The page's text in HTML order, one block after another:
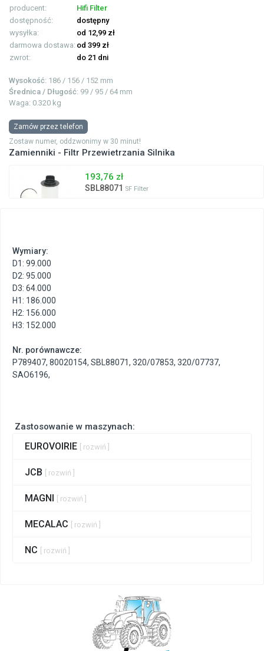
producent:
Hifi Filter
dostępność:
dostępny
wysyłka:
od 12,99 zł
darmowa dostawa: od 399 zł
zwrot:
do 21 dni
Wysokość: 186 / 156 / 152 mm
Średnica / Długość: 99 / 95 / 64 mm
Waga: 0.320 kg
Zamów przez telefon
Zostaw numer, oddzwonimy w 30 minut!
Zamienniki - Filtr Przewietrzania Silnika
193,76 zł
SBL88071 SF Filter
Zastosowanie w maszynach:
EUROVOIRIE [ rozwiń ]
JCB [ rozwiń ]
MAGNI [ rozwiń ]
MECALAC [ rozwiń ]
NC [ rozwiń ]
Wymiary:
D1: 99.000
D2: 95.000
D3: 64.000
H1: 186.000
H2: 156.000
H3: 152.000
Nr. porównawcze:
P789407, 80020154, SBL88071, 320/07853, 320/07737,
SAO6196,